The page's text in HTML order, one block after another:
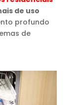
de uso
profundo
de